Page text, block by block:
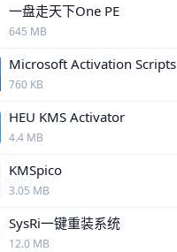
一盘走天下One PE
645 MB
Microsoft Activation Scripts
760 KB
HEU KMS Activator
4.4 MB
KMSpico
3.05 MB
SysRi一键重装系统
12.0 MB